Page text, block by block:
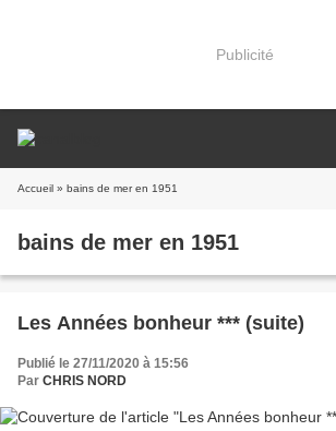
Publicité
Accueil » bains de mer en 1951
bains de mer en 1951
Les Années bonheur *** (suite)
Publié le 27/11/2020 à 15:56
Par CHRIS NORD